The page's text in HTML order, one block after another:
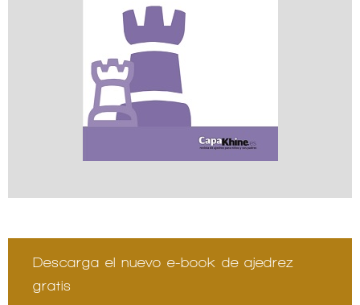
Descarga el nuevo e-book de ajedrez
gratis